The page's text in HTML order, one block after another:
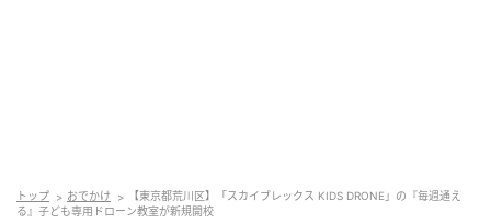
トップ おでかけ
【東京都荒川区】「スカイブレックス KIDS DRONE」の『毎週通え
る』子ども専用ドローン教室が新規開校